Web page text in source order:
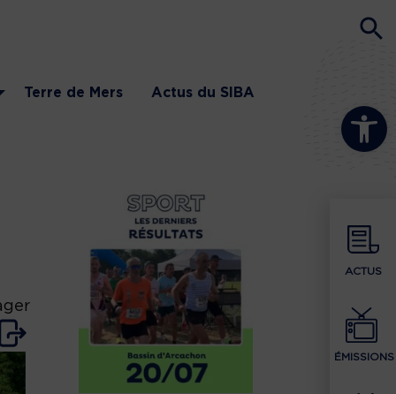
Ouvrir la
ACTUS
ÉMISSIONS
Terre de Mers Actus du SIBA